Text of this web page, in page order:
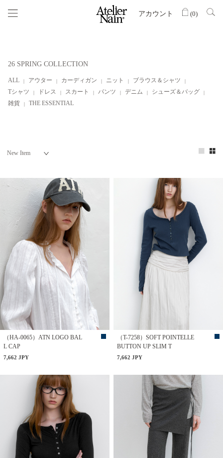
アカウント (0)
26 SPRING COLLECTION
ALL アウター カーディガン ニット
ブラウス＆シャツ
Tシャツ
ドレス スカート パンツ デニム
シューズ＆バッグ
雑貨
THE ESSENTIAL
（HA-0065）ATN LOGO BAL
L CAP
7,662 JPY
（T-7258）SOFT POINTELLE
BUTTON UP SLIM T
7,662 JPY